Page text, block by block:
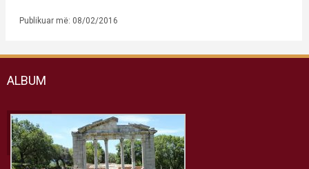
Publikuar më: 08/02/2016
ALBUM